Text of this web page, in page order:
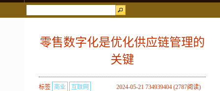
零售数字化是优化供应链管理的
关键
2024-05-21 734939404 (2787阅读)
标签 商业 互联网